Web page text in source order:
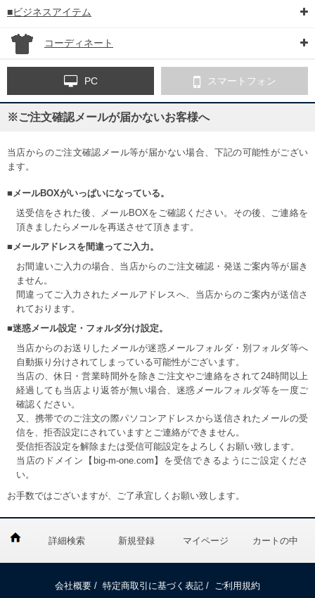
■ビジネスアイテム
コーディネート
PC スマートフォン
※ご注文確認メールが届かないお客様へ
当店からのご注文確認メール等が届かない場合、下記の可能性がござい
ます。
■メールBOXがいっぱいになっている。
送受信をされた後、メールBOXをご確認ください。その後、ご連絡を
頂きましたらメールを再送させて頂きます。
■メールアドレスを間違ってご入力。
お間違いご入力の場合、当店からのご注文確認・発送ご案内等が届き
ません。
間違ってご入力されたメールアドレスへ、当店からのご案内が送信さ
れております。
■迷惑メール設定・フォルダ分け設定。
当店からのお送りしたメールが迷惑メールフォルダ・別フォルダ等へ
自動振り分けされてしまっている可能性がございます。
当店の、休日・営業時間外を除きご注文やご連絡をされて24時間以上
経過しても当店より返答が無い場合、迷惑メールフォルダ等を一度ご
確認ください。
又、携帯でのご注文の際パソコンアドレスから送信されたメールの受
信を、拒否設定にされていますとご連絡ができません。
受信拒否設定を解除または受信可能設定をよろしくお願い致します。
当店のドメイン【big-m-one.com】を受信できるようにご設定くださ
い。
お手数ではございますが、ご了承宜しくお願い致します。
詳細検索 新規登録 マイページ カートの中
会社概要 / 特定商取引に基づく表記 /
ご利用規約